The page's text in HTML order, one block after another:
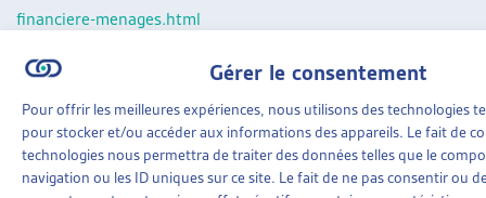
Gérer le consentement
Pour offrir les meilleures expériences, nous utilisons des technologies
pour stocker et/ou accéder aux informations des appareils. Le fait de
technologies nous permettra de traiter des données telles que le
navigation ou les ID uniques sur ce site. Le fait de ne pas consentir ou
financiere-menages.html
2https://www.bfs.admin.ch/bfs/fr/home.gnpdetail.2022-
SUR LE MÊME THÈME…
20 JANVIER 2025